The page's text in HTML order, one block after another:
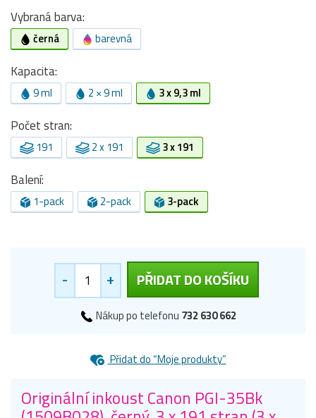
Vybraná barva:
černá barevná
Kapacita:
9 ml 2 × 9 ml 3 x 9,3 ml
Počet stran:
191 2 x 191 3 x 191
Balení:
1-pack 2-pack 3-pack
- + PŘIDAT DO KOŠÍKU
Nákup po telefonu 732 630 662
Přidat do “Moje produkty”
Originální inkoust Canon PGI-35Bk